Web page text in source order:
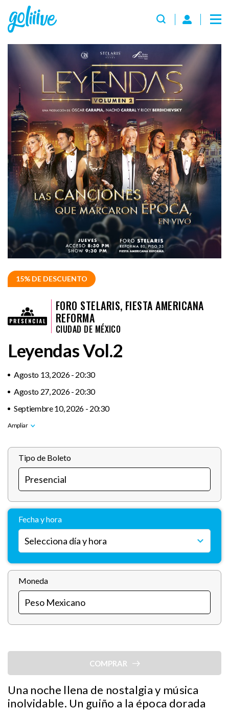
FORO STELARIS, FIESTA AMERICANA
REFORMA
CIUDAD DE MÉXICO
15% DE DESCUENTO
Leyendas Vol.2
Agosto 13, 2026 - 20:30
Agosto 27, 2026 - 20:30
Septiembre 10, 2026 - 20:30
Tipo de Boleto
Fecha y hora
Moneda
COMPRAR
Una noche llena de nostalgia y música
inolvidable. Un guiño a la época dorada